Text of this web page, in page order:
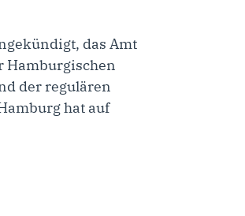
das Amt
Hamburgischen
der regulären
hat auf